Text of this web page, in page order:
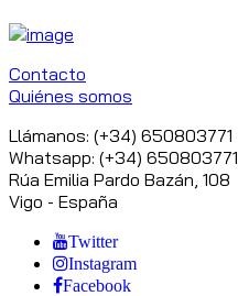
Contacto
Quiénes somos
Llámanos: (+34) 650803771
Whatsapp: (+34) 650803771
Rúa Emilia Pardo Bazán, 108
Vigo - España
Twitter
Instagram
Facebook